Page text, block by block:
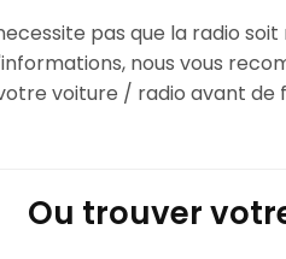
pas que la radio
nous vous
voiture / radio avant de
Ou trouver